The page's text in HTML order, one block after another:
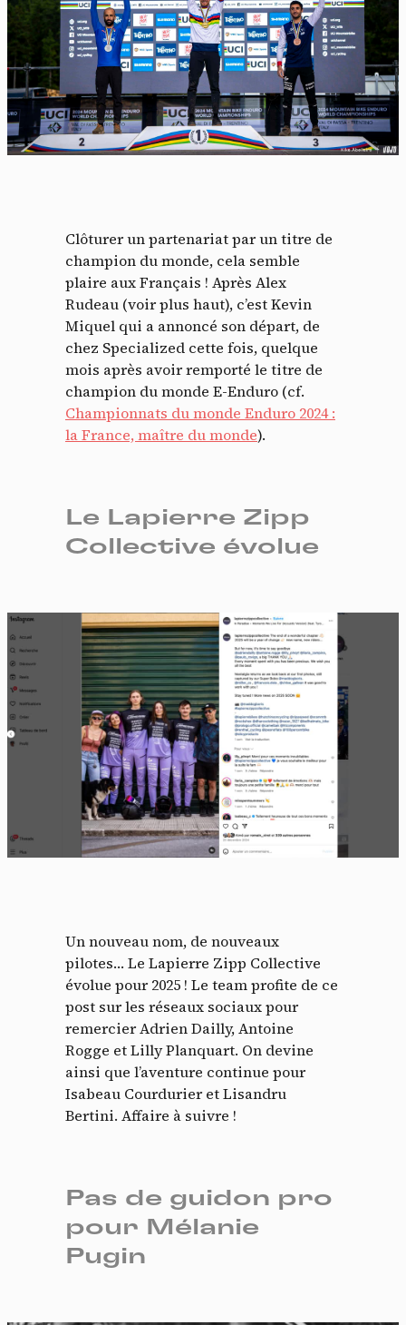
Clôturer un partenariat par un titre de
champion du monde, cela semble
plaire aux Français ! Après Alex
Rudeau (voir plus haut), c’est Kevin
Miquel qui a annoncé son départ, de
chez Specialized cette fois, quelque
mois après avoir remporté le titre de
champion du monde E-Enduro (cf.
Championnats du monde Enduro 2024 :
la France, maître du monde).
Le Lapierre Zipp
Collective évolue
Un nouveau nom, de nouveaux
pilotes… Le Lapierre Zipp Collective
évolue pour 2025 ! Le team profite de ce
post sur les réseaux sociaux pour
remercier Adrien Dailly, Antoine
Rogge et Lilly Planquart. On devine
ainsi que l’aventure continue pour
Isabeau Courdurier etLisandru
Bertini. Affaire à suivre !
Pas de guidon pro
pour Mélanie
Pugin
Panneau de gestion des
cookies